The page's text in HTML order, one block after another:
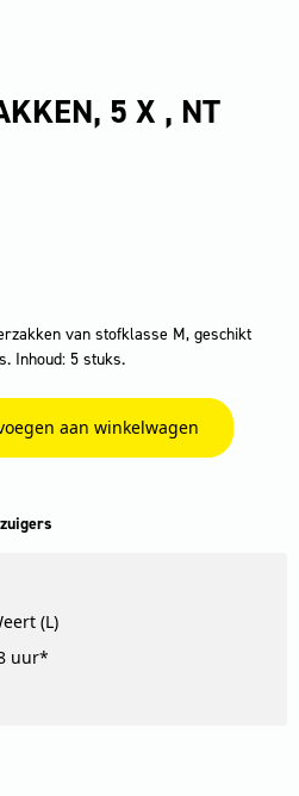
5 X , NT
van stofklasse M, geschikt
Inhoud: 5 stuks.
aan winkelwagen
(L)
uur*